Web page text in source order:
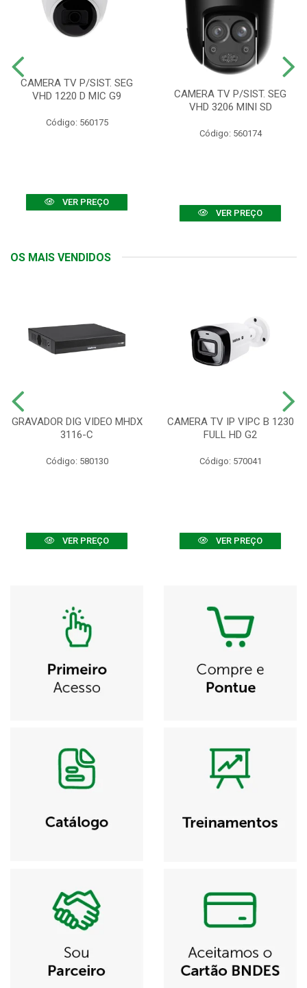
CAMERA TV P/SIST. SEG
VHD 1220 D MIC G9
Código: 560175
VER PREÇO
CAMERA TV P/SIST. SEG
VHD 3206 MINI SD
Código: 560174
VER PREÇO
OS MAIS VENDIDOS
GRAVADOR DIG VIDEO MHDX
3116-C
Código: 580130
VER PREÇO
CAMERA TV IP VIPC B 1230
FULL HD G2
Código: 570041
VER PREÇO